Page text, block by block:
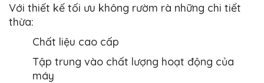
Với thiết kế tối ưu không rườm rà những chi tiết
thừa:
Chất liệu cao cấp
Tập trung vào chất lượng hoạt động của
máy